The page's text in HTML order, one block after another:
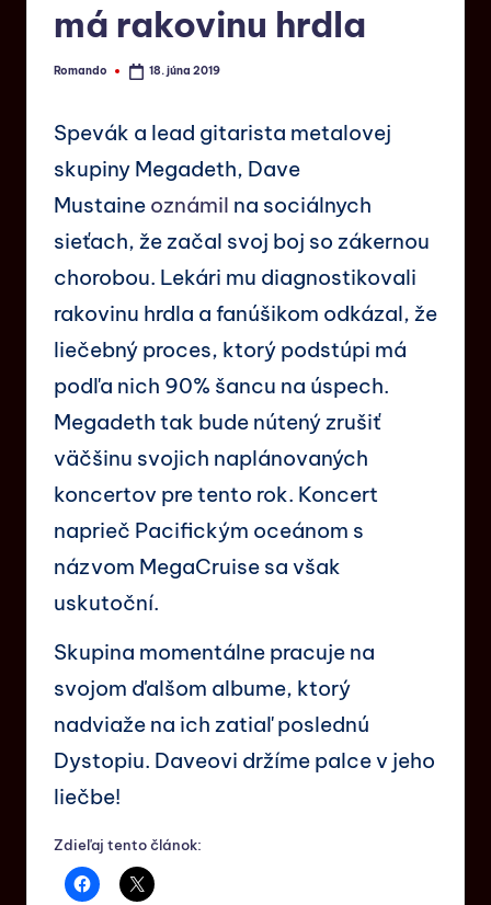
má rakovinu hrdla
Romando 18. júna 2019
Spevák a lead gitarista metalovej
skupiny Megadeth, Dave
Mustaine oznámil na sociálnych
sieťach, že začal svoj boj so zákernou
chorobou. Lekári mu diagnostikovali
rakovinu hrdla a fanúšikom odkázal, že
liečebný proces, ktorý podstúpi má
podľa nich 90% šancu na úspech.
Megadeth tak bude nútený zrušiť
väčšinu svojich naplánovaných
koncertov pre tento rok. Koncert
naprieč Pacifickým oceánom s
názvom MegaCruise sa však
uskutoční.
Skupina momentálne pracuje na
svojom ďalšom albume, ktorý
nadviaže na ich zatiaľ poslednú
Dystopiu. Daveovi držíme palce v jeho
liečbe!
Zdieľaj tento článok: